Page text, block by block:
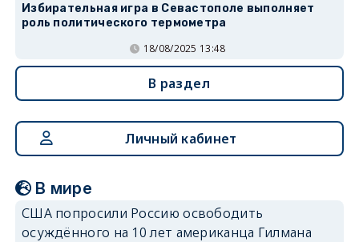
Избирательная игра в Севастополе выполняет
роль политического термометра
18/08/2025 13:48
В раздел
Личный кабинет
В мире
США попросили Россию освободить
осуждённого на 10 лет американца Гилмана